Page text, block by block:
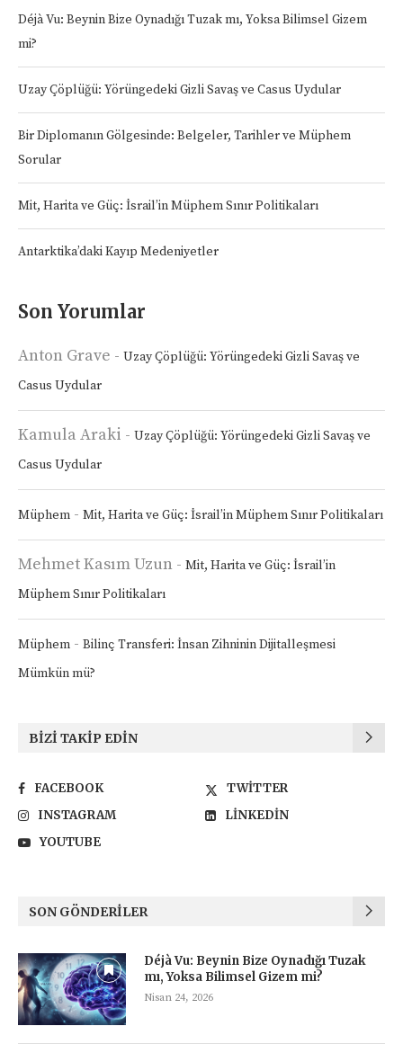
Déjà Vu: Beynin Bize Oynadığı Tuzak mı, Yoksa Bilimsel Gizem
mi?
Uzay Çöplüğü: Yörüngedeki Gizli Savaş ve Casus Uydular
Bir Diplomanın Gölgesinde: Belgeler, Tarihler ve Müphem
Sorular
Mit, Harita ve Güç: İsrail’in Müphem Sınır Politikaları
Antarktika’daki Kayıp Medeniyetler
Son Yorumlar
Anton Grave - Uzay Çöplüğü: Yörüngedeki Gizli Savaş ve
Casus Uydular
Kamula Araki - Uzay Çöplüğü: Yörüngedeki Gizli Savaş ve
Casus Uydular
Müphem - Mit, Harita ve Güç: İsrail’in Müphem Sınır Politikaları
Mehmet Kasım Uzun - Mit, Harita ve Güç: İsrail’in
Müphem Sınır Politikaları
Müphem - Bilinç Transferi: İnsan Zihninin Dijitalleşmesi
Mümkün mü?
BIZI TAKIP EDIN
FACEBOOK
TWITTER
INSTAGRAM
LINKEDIN
YOUTUBE
SON GÖNDERILER
Déjà Vu: Beynin Bize Oynadığı Tuzak
mı, Yoksa Bilimsel Gizem mi?
Nisan 24, 2026